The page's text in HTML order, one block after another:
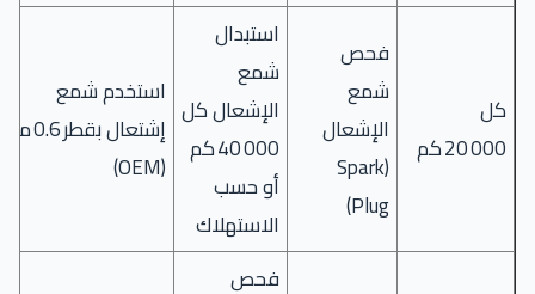
كل
20 000 كم
فحص
شمع
الإشعال
(Spark
Plug)
استبدال
شمع
الإشعال كل
40 000 كم
أو حسب
الاستهلاك
استخدم شمع
إشتعال بقطر 0.6 مم
(OEM)
فحص